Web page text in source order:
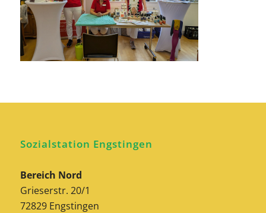
Sozialstation Engstingen
Bereich Nord
Grieserstr. 20/1
72829 Engstingen